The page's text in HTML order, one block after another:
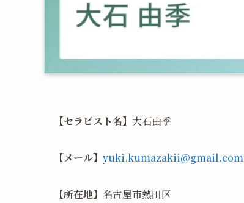
【セラピスト名】 大石由季
【メール】 yuki.kumazakii@gmail.com
【所在地】 名古屋市熱田区